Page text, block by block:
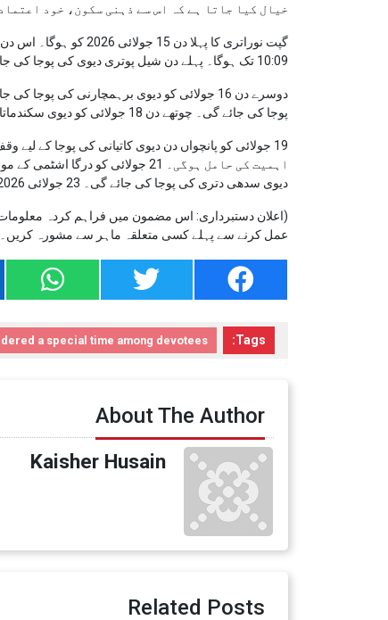
خیال کیا جاتا ہے کہ اس سے ذہنی سکون، خود
10:09 تک ہوگا۔ پہلے دن شیل پوتری دیوی کی پوجا کی جائے گی۔
پوجا کی جائے گی۔ چوتھے دن 18 جولائی کو دیوی سکندماتا کی پوجا کی جائے گی۔
دیوی سدھی دتری کی پوجا کی جائے گی۔ 23 جولائی 2026 کو روزہ ٹوٹ جائے گا۔
(اعلان دستبرداری: اس مضمون میں فراہم کردہ
عمل کرنے سے پہلے کسی متعلقہ ماہر سے مشورہ
Tags:
a special time among devotees.
About The Author
Kaisher Husain
Related Posts